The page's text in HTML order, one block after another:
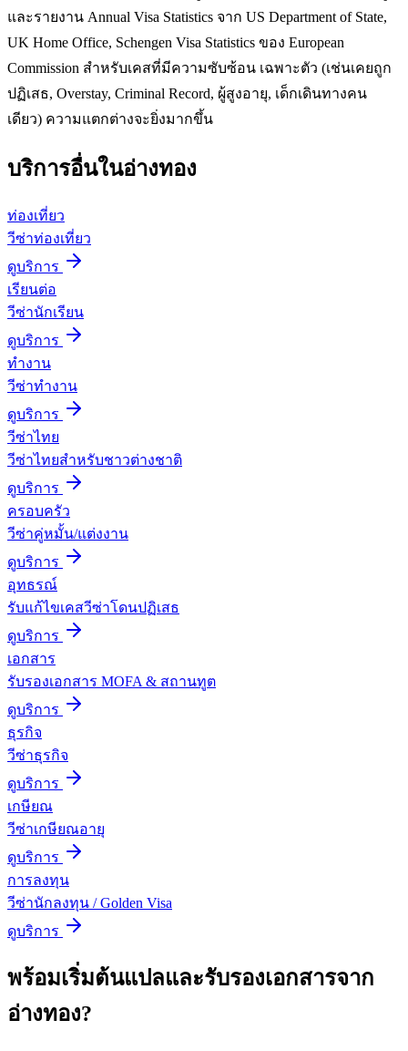
และรายงาน Annual Visa Statistics จาก US Department of State,
UK Home Office, Schengen Visa Statistics ของ European
Commission สำหรับเคสที่มีความซับซ้อน เฉพาะตัว (เช่นเคยถูก
ปฏิเสธ, Overstay, Criminal Record, ผู้สูงอายุ, เด็กเดินทางคน
เดียว) ความแตกต่างจะยิ่งมากขึ้น
บริการอื่นในอ่างทอง
ท่องเที่ยว
วีซ่าท่องเที่ยว
ดูบริการ
เรียนต่อ
วีซ่านักเรียน
ดูบริการ
ทำงาน
วีซ่าทำงาน
ดูบริการ
วีซ่าไทย
วีซ่าไทยสำหรับชาวต่างชาติ
ดูบริการ
ครอบครัว
วีซ่าคู่หมั้น/แต่งงาน
ดูบริการ
อุทธรณ์
รับแก้ไขเคสวีซ่าโดนปฏิเสธ
ดูบริการ
เอกสาร
รับรองเอกสาร MOFA & สถานทูต
ดูบริการ
ธุรกิจ
วีซ่าธุรกิจ
ดูบริการ
เกษียณ
วีซ่าเกษียณอายุ
ดูบริการ
การลงทุน
วีซ่านักลงทุน / Golden Visa
ดูบริการ
พร้อมเริ่มต้นแปลและรับรองเอกสารจาก
อ่างทอง?